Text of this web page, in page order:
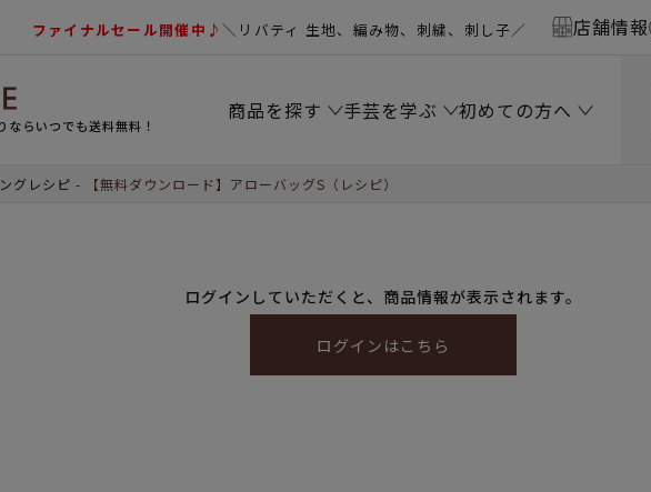
ファイナルセール開催中♪＼リバティ 生地、編み物、刺繍、刺し子／ 店舗情報
らいつでも送料無料！
商品を探す 手芸を学ぶ 初めての方へ
グレシピ 【無料ダウンロード】アローバッグS（レシピ）
ログインしていただくと、商品情報が表示されます。
ログインはこちら